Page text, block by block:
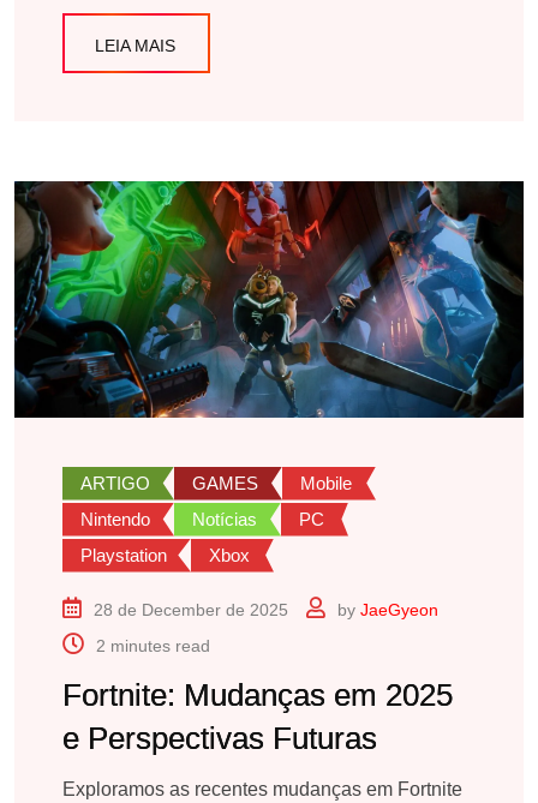
LEIA MAIS
ARTIGO GAMES
Mobile
Nintendo
Notícias
PC
Playstation
Xbox
28 de December de 2025 by JaeGyeon
2 minutes read
Fortnite: Mudanças em 2025
e Perspectivas Futuras
Exploramos as recentes mudanças em Fortnite